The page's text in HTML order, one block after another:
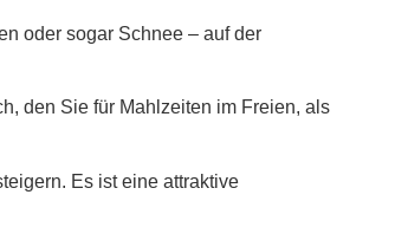
oder sogar Schnee – auf der
den Sie für Mahlzeiten im Freien, als
Es ist eine attraktive